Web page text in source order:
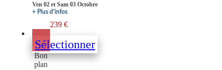
Ven 02 et Sam 03 Octobre
+ Plus d'infos
239 €
Sélectionner
Bon
plan